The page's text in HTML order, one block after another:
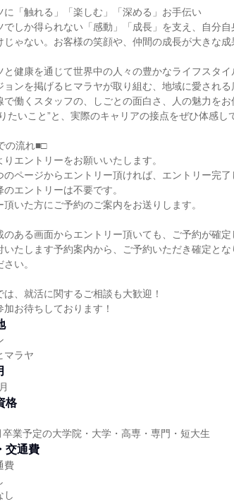
に「触れる」「楽しむ」「深める」お手伝い
でしか得られない「感動」「成長」を支え、自分自
じゃない。お客様の笑顔や、仲間の成長が大きな成
と健康を通じて世界中の人々の豊かなライフスタイ
ョンを掲げるヒマラヤが取り組む、地域に愛される
で働くスタッフの、しごとの面白さ、人の魅力をお
たいこと”と、実際のキャリアの接点をぜひ体感し
の流れ■□
りエントリーをお願いいたします。
のページからエントリー頂ければ、エントリー完了
のエントリーは不要です。
頂いた方にご予約のご案内をお送りします。
ある画面からエントリー頂いても、ご予約が確
いたします予約案内から、ご予約いただき確定とな
い。
は、就活に関するご相談も大歓迎！
加お待ちしております！
マラヤ
格
業予定の大学院・大学・高専・専門・短大生
交通費
費
し